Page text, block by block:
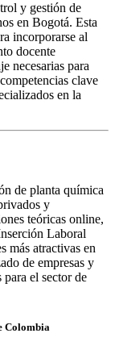
y gestión de
en Bogotá. Esta
incorporarse al
docente
necesarias para
clave
en la
de planta química
y
teóricas online,
Laboral
más atractivas en
de empresas y
el sector de
Colombia